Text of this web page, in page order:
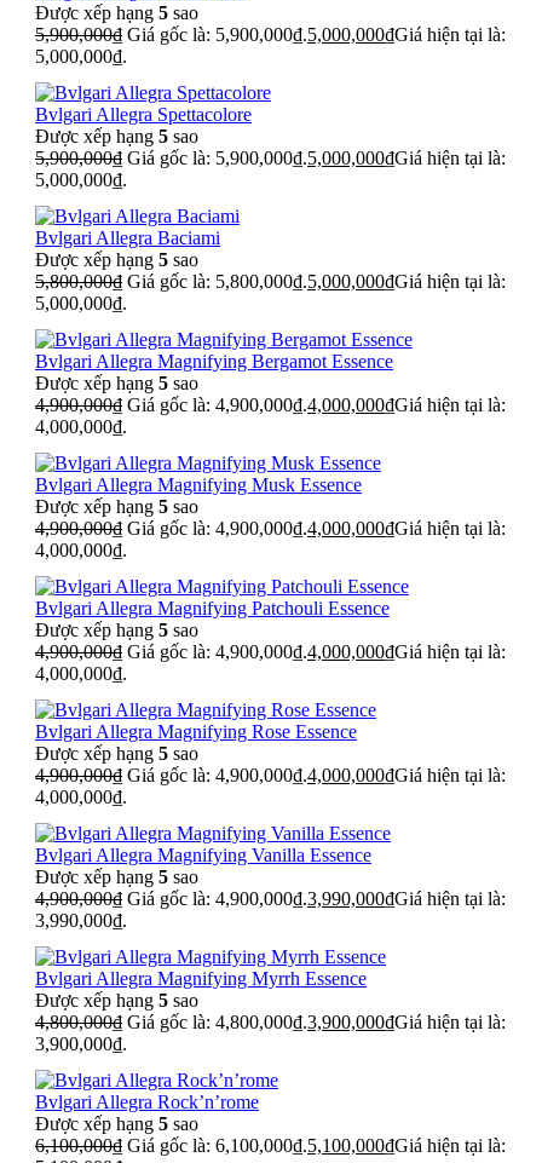
Được xếp hạng 5 sao
5,900,000₫ Giá gốc là: 5,900,000₫.5,000,000₫Giá hiện tại là:
5,000,000₫.
Bvlgari Allegra Spettacolore
Được xếp hạng 5 sao
5,900,000₫ Giá gốc là: 5,900,000₫.5,000,000₫Giá hiện tại là:
5,000,000₫.
Bvlgari Allegra Baciami
Được xếp hạng 5 sao
5,800,000₫ Giá gốc là: 5,800,000₫.5,000,000₫Giá hiện tại là:
5,000,000₫.
Bvlgari Allegra Magnifying Bergamot Essence
Được xếp hạng 5 sao
4,900,000₫ Giá gốc là: 4,900,000₫.4,000,000₫Giá hiện tại là:
4,000,000₫.
Bvlgari Allegra Magnifying Musk Essence
Được xếp hạng 5 sao
4,900,000₫ Giá gốc là: 4,900,000₫.4,000,000₫Giá hiện tại là:
4,000,000₫.
Bvlgari Allegra Magnifying Patchouli Essence
Được xếp hạng 5 sao
4,900,000₫ Giá gốc là: 4,900,000₫.4,000,000₫Giá hiện tại là:
4,000,000₫.
Bvlgari Allegra Magnifying Rose Essence
Được xếp hạng 5 sao
4,900,000₫ Giá gốc là: 4,900,000₫.4,000,000₫Giá hiện tại là:
4,000,000₫.
Bvlgari Allegra Magnifying Vanilla Essence
Được xếp hạng 5 sao
4,900,000₫ Giá gốc là: 4,900,000₫.3,990,000₫Giá hiện tại là:
3,990,000₫.
Bvlgari Allegra Magnifying Myrrh Essence
Được xếp hạng 5 sao
4,800,000₫ Giá gốc là: 4,800,000₫.3,900,000₫Giá hiện tại là:
3,900,000₫.
Bvlgari Allegra Rock’n’rome
Được xếp hạng 5 sao
6,100,000₫ Giá gốc là: 6,100,000₫.5,100,000₫Giá hiện tại là: